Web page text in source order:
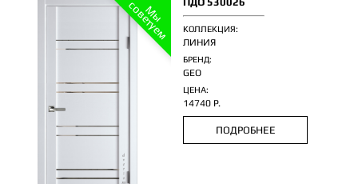
М
ы
с
о
в
е
т
у
е
м КОЛЛЕКЦИЯ:
ЛИНИЯ
БРЕНД:
GEO
ЦЕНА:
14740 Р.
ПОДРОБНЕЕ